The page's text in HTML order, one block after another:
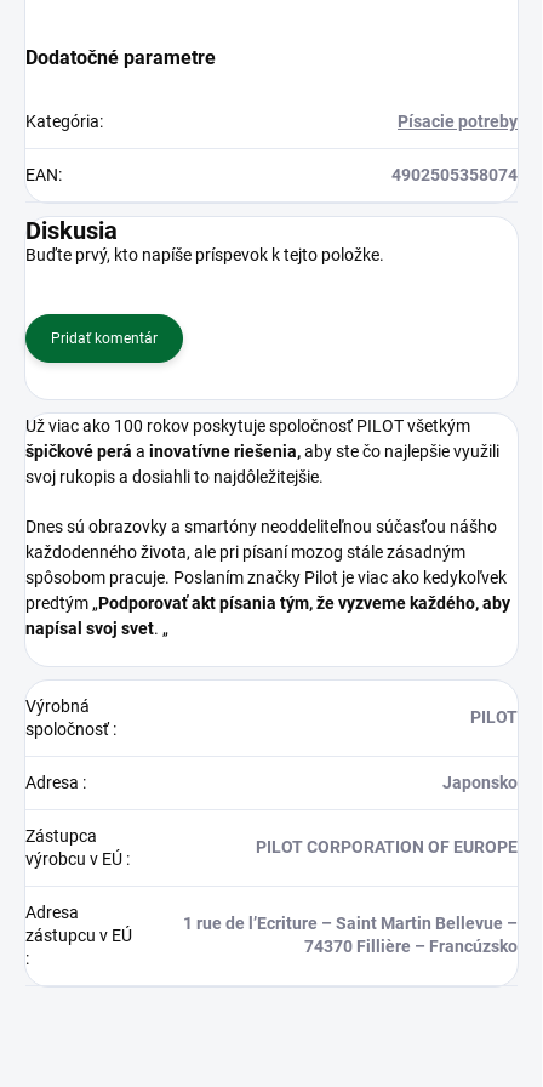
Dodatočné parametre
Kategória: Písacie potreby
EAN: 4902505358074
Diskusia
Buďte prvý, kto napíše príspevok k tejto položke.
Pridať komentár
Už viac ako 100 rokov poskytuje spoločnosť PILOT všetkým
špičkové perá a inovatívne riešenia,aby ste čo najlepšie využili
svoj rukopis a dosiahli to najdôležitejšie.
Dnes sú obrazovky a smartóny neoddeliteľnou súčasťou nášho
každodenného života, ale pri písaní mozog stále zásadným
spôsobom pracuje. Poslaním značky Pilot je viac ako kedykoľvek
predtým „Podporovať akt písania tým, že vyzveme každého, aby
napísal svoj svet. „
Výrobná
spoločnosť:
PILOT
Adresa : Japonsko
Zástupca
výrobcu v EÚ :
PILOT CORPORATION OF EUROPE
Adresa
zástupcu v EÚ
:
1 rue de l’Ecriture – Saint Martin Bellevue –
74370 Fillière – Francúzsko